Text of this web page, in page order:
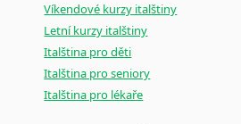
Víkendové kurzy italštiny
Letní kurzy italštiny
Italština pro děti
Italština pro seniory
Italština pro lékaře